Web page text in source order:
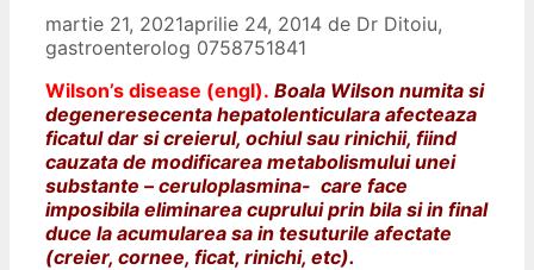
martie 21, 2021aprilie 24, 2014 de Dr Ditoiu,
gastroenterolog 0758751841
Wilson’s disease (engl). Boala Wilson numita si
degeneresecenta hepatolenticulara afecteaza
ficatul dar si creierul, ochiul sau rinichii, fiind
cauzata de modificarea metabolismului unei
substante – ceruloplasmina- care face
imposibila eliminarea cuprului prin bila si in final
duce la acumularea sa in tesuturile afectate
(creier, cornee, ficat, rinichi, etc).